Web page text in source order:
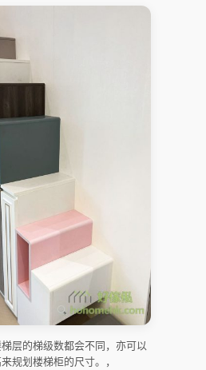
层的梯级数都会不同，亦可以
规划楼梯柜的尺寸。，